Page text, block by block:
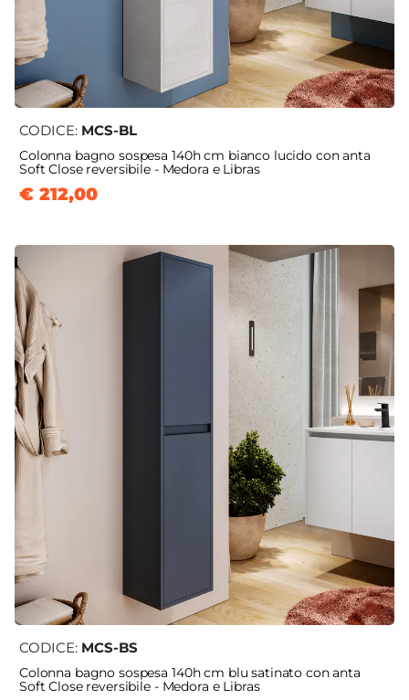
CODICE: MCS-BL
Colonna bagno sospesa 140h cm bianco lucido con anta
Soft Close reversibile - Medora e Libras
€ 212,00
CODICE: MCS-BS
Colonna bagno sospesa 140h cm blu satinato con anta
Soft Close reversibile - Medora e Libras